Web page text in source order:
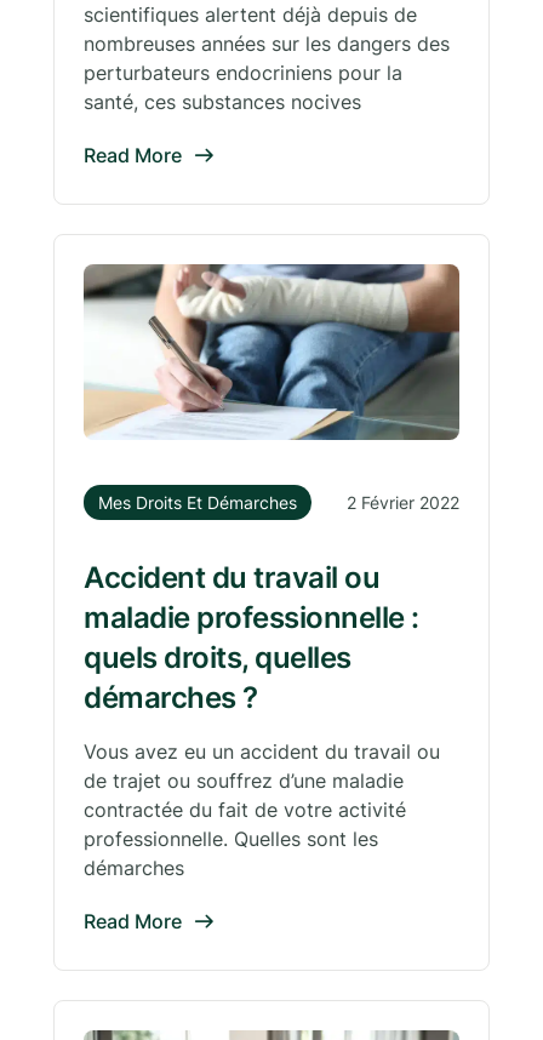
scientifiques alertent déjà depuis de
nombreuses années sur les dangers des
perturbateurs endocriniens pour la
santé, ces substances nocives
Read More
Mes Droits Et Démarches 2 Février 2022
Accident du travail ou
maladie professionnelle :
quels droits, quelles
démarches ?
Vous avez eu un accident du travail ou
de trajet ou souffrez d’une maladie
contractée du fait de votre activité
professionnelle. Quelles sont les
démarches
Read More